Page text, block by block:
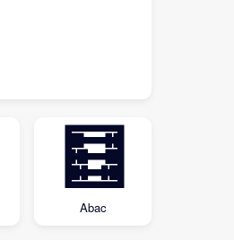
🧮
Abac